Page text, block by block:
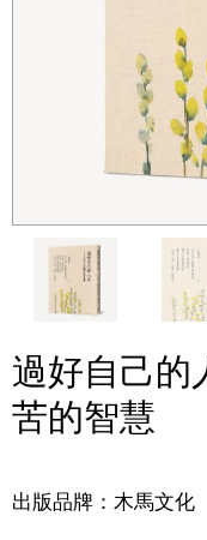
過好自己的
苦的智慧
出版品牌：木馬文化